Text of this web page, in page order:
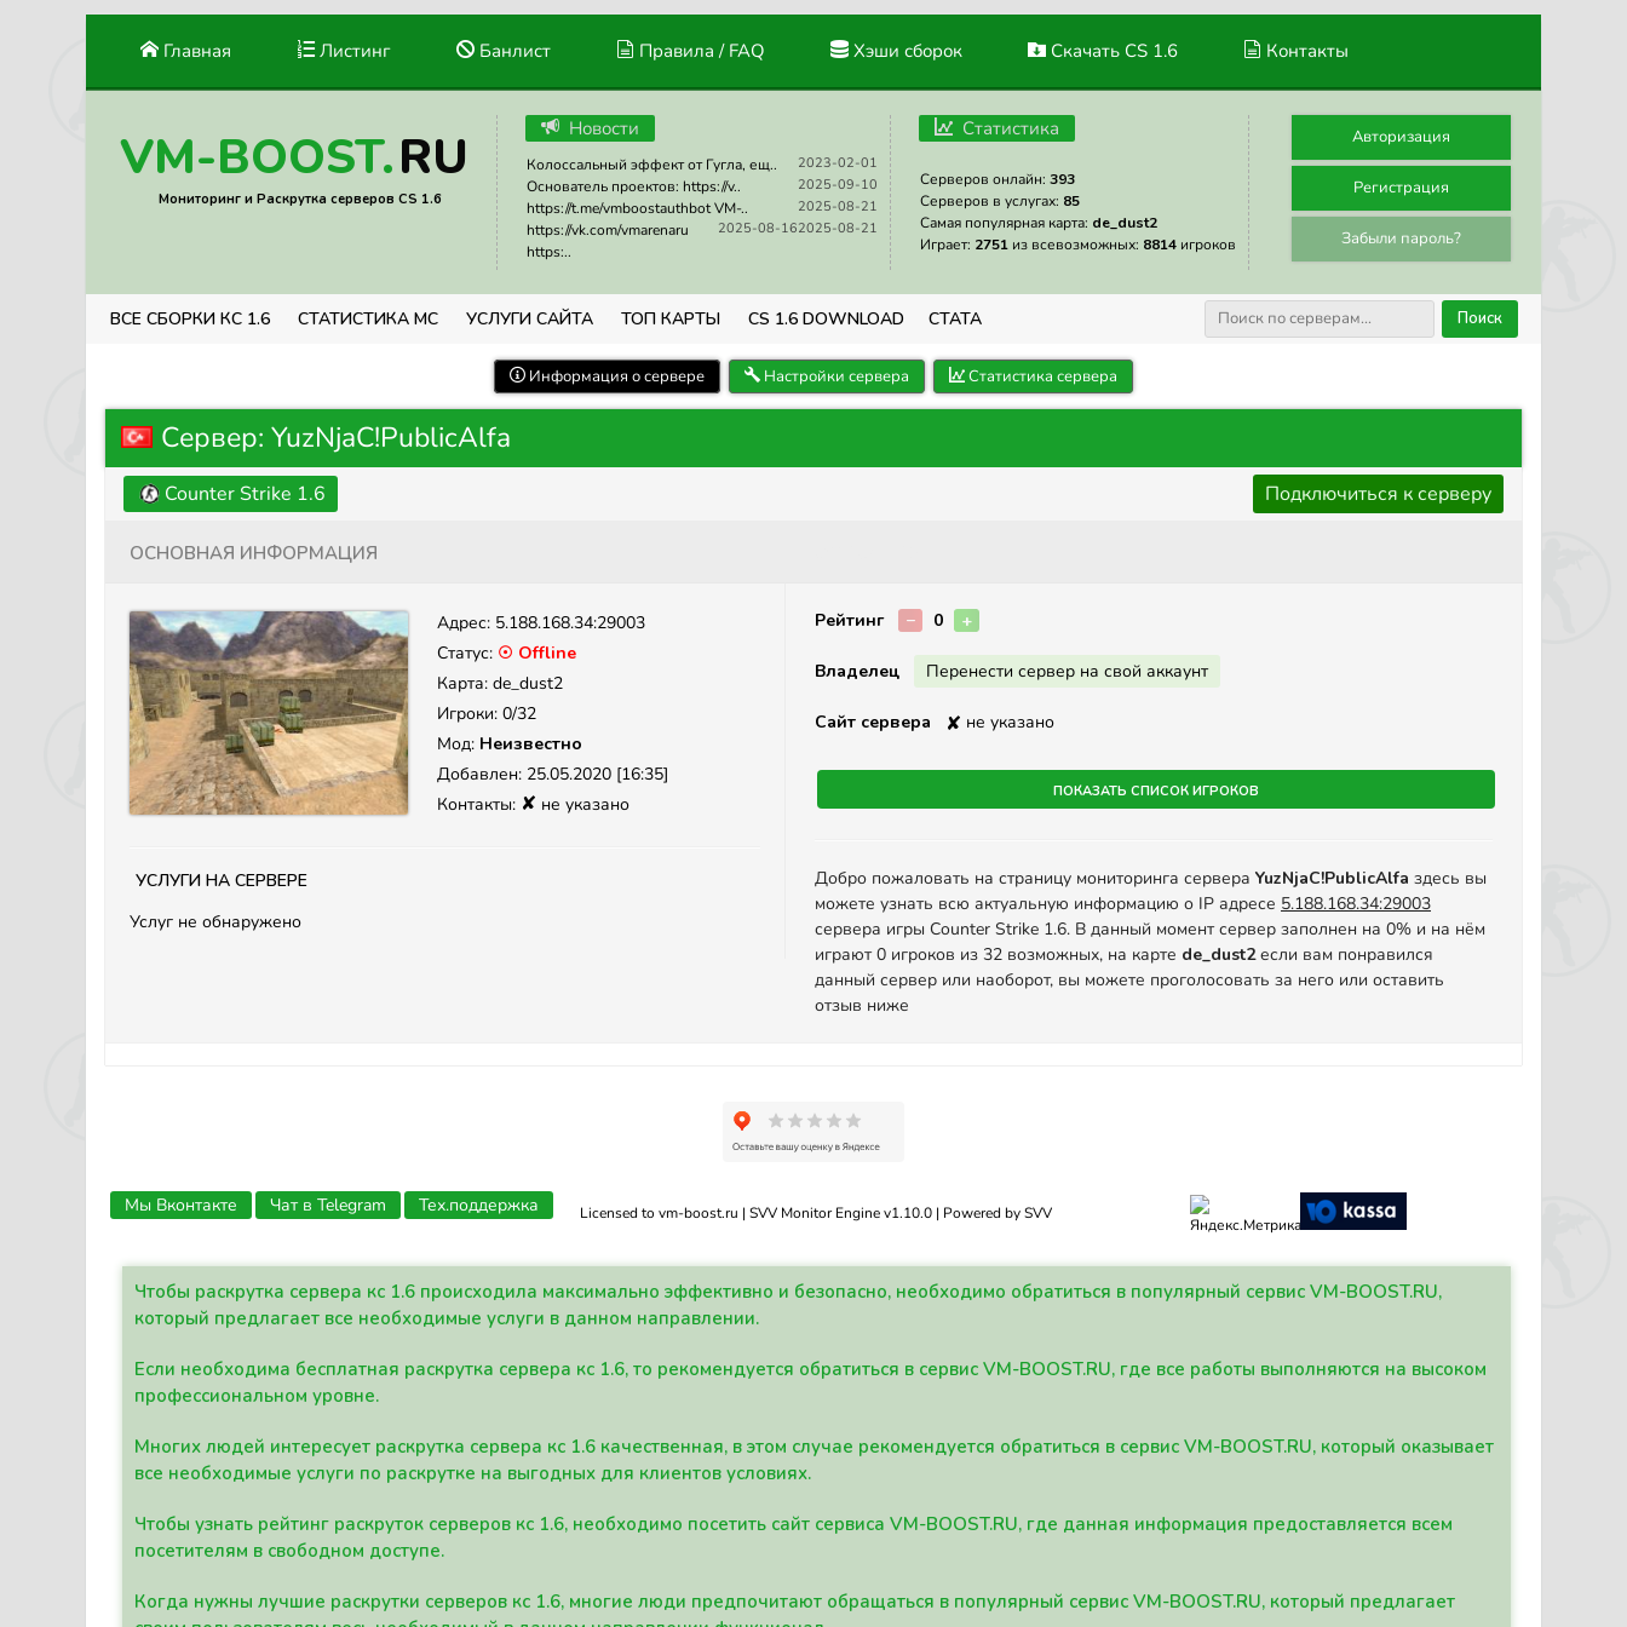
Главная Листинг Банлист Правила / FAQ Хэши сборок Скачать CS 1.6 Контакты
VM-BOOST.RU
Мониторинг и Раскрутка серверов CS 1.6
Новости
2023-02-01
Колоссальный эффект от Гугла, ещ..
2025-09-10
Основатель проектов: https://v..
2025-08-21
https://t.me/vmboostauthbot VM-..
2025-08-21
2025-08-16
https://vk.com/vmarenaru
https:..
Статистика
Серверов онлайн: 393
Серверов в услугах: 85
Самая популярная карта: de_dust2
Играет: 2751 из всевозможных: 8814 игроков
Авторизация
Регистрация
Забыли пароль?
ВСЕ СБОРКИ КС 1.6 СТАТИСТИКА МС УСЛУГИ САЙТА ТОП КАРТЫ CS 1.6 DOWNLOAD СТАТА Поиск
Информация о сервере Настройки сервера Статистика сервера
Сервер: YuzNjaC!PublicAlfa
Counter Strike 1.6 Подключиться к серверу
Основная информация
Адрес: 5.188.168.34:29003
Статус: ☉ Offline
Карта: de_dust2
Игроки: 0/32
Мод: Неизвестно
Добавлен: 25.05.2020 [16:35]
Контакты: ✘ не указано
Услуги на сервере
Услуг не обнаружено
Рейтинг − 0 +
Владелец Перенести сервер на свой аккаунт
Сайт сервера ✘ не указано
Показать список игроков
Добро пожаловать на страницу мониторинга сервера YuzNjaC!PublicAlfa здесь вы
можете узнать всю актуальную информацию о IP адресе 5.188.168.34:29003
сервера игры Counter Strike 1.6. В данный момент сервер заполнен на 0% и на нём
играют 0 игроков из 32 возможных, на карте de_dust2если вам понравился
данный сервер или наоборот, вы можете проголосовать за него или оставить
отзыв ниже
Licensed to vm-boost.ru | SVV Monitor Engine v1.10.0 | Powered by SVV
Мы Вконтакте Чат в Telegram Тех.поддержка
Чтобы раскрутка сервера кс 1.6 происходила максимально эффективно и безопасно, необходимо обратиться в популярный сервис VM-BOOST.RU,
который предлагает все необходимые услуги в данном направлении.
Если необходима бесплатная раскрутка сервера кс 1.6, то рекомендуется обратиться в сервис VM-BOOST.RU, где все работы выполняются на высоком
профессиональном уровне.
Многих людей интересует раскрутка сервера кс 1.6 качественная, в этом случае рекомендуется обратиться в сервис VM-BOOST.RU, который оказывает
все необходимые услуги по раскрутке на выгодных для клиентов условиях.
Чтобы узнать рейтинг раскруток серверов кс 1.6, необходимо посетить сайт сервиса VM-BOOST.RU, где данная информация предоставляется всем
посетителям в свободном доступе.
Когда нужны лучшие раскрутки серверов кс 1.6, многие люди предпочитают обращаться в популярный сервис VM-BOOST.RU, который предлагает